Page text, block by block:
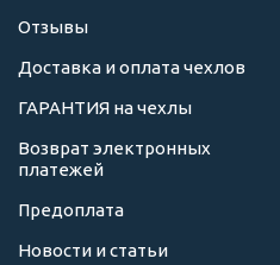
Отзывы
Доставка и оплата чехлов
ГАРАНТИЯ на чехлы
Возврат электронных
платежей
Предоплата
Новости и статьи